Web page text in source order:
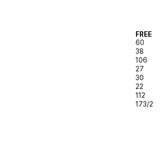
FREE
60
38
106
27
30
22
112
173/2